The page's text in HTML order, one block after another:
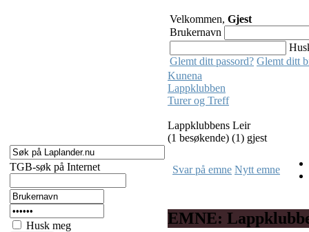
TGB-søk på Internet
Husk meg
Velkommen, Gjest
Brukernavn
Glemt ditt passord? Glemt ditt
Kunena
Lappklubben
Turer og Treff
Lappklubbens Leir
(1 besøkende) (1) gjest
Svar på emne Nytt emne
EMNE: